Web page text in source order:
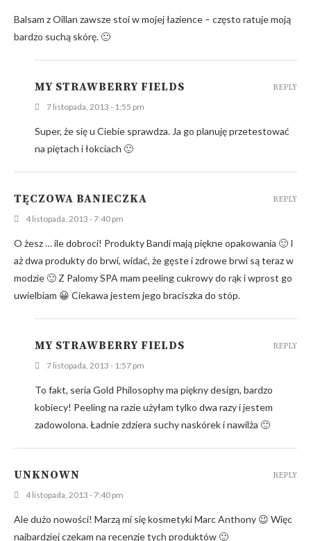
Balsam z Oillan zawsze stoi w mojej łazience – często ratuje moją
bardzo suchą skórę. 🙂
MY STRAWBERRY FIELDS
7 listopada, 2013 - 1:55 pm
Super, że się u Ciebie sprawdza. Ja go planuję przetestować
na piętach i łokciach 🙂
REPLY
TĘCZOWA BANIECZKA
4 listopada, 2013 - 7:40 pm
O żesz … ile dobroci! Produkty Bandi mają piękne opakowania 🙂 I
aż dwa produkty do brwi, widać, że gęste i zdrowe brwi są teraz w
modzie 🙂 Z Palomy SPA mam peeling cukrowy do rąk i wprost go
uwielbiam 😀 Ciekawa jestem jego braciszka do stóp.
REPLY
MY STRAWBERRY FIELDS
7 listopada, 2013 - 1:57 pm
To fakt, seria Gold Philosophy ma piękny design, bardzo
kobiecy! Peeling na razie użyłam tylko dwa razy i jestem
zadowolona. Ładnie zdziera suchy naskórek i nawilża 🙂
REPLY
UNKNOWN
4 listopada, 2013 - 7:40 pm
Ale dużo nowości! Marzą mi się kosmetyki Marc Anthony 😉 Więc
najbardziej czekam na recenzje tych produktów 🙂
REPLY